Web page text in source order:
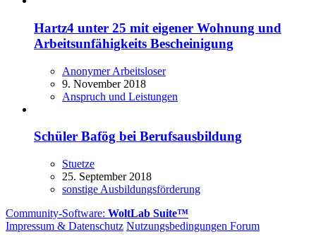
Hartz4 unter 25 mit eigener Wohnung und
Arbeitsunfähigkeits Bescheinigung
Anonymer Arbeitsloser
9. November 2018
Anspruch und Leistungen
Schüler Bafög bei Berufsausbildung
Stuetze
25. September 2018
sonstige Ausbildungsförderung
Community-Software: WoltLab Suite™
Impressum & Datenschutz Nutzungsbedingungen Forum